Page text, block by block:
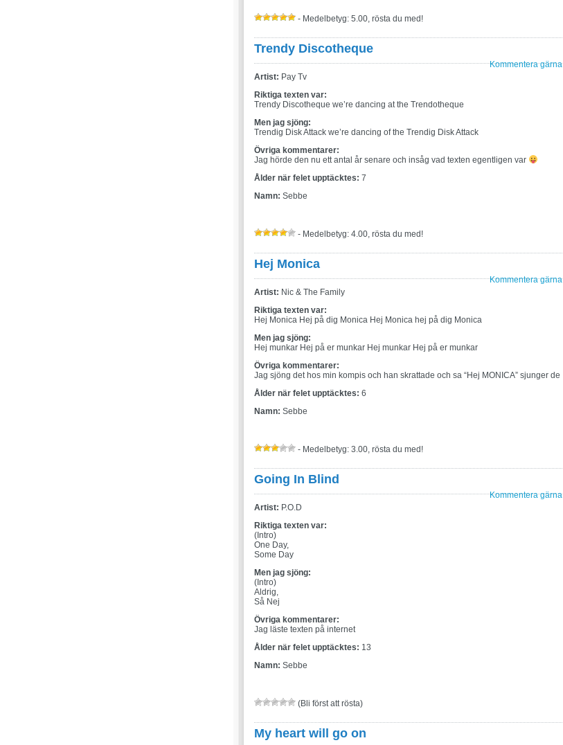
- Medelbetyg: 5.00, rösta du med!
Trendy Discotheque
Kommentera gärna
Artist: Pay Tv
Riktiga texten var:
Trendy Discotheque we’re dancing at the Trendotheque
Men jag sjöng:
Trendig Disk Attack we’re dancing of the Trendig Disk Attack
Övriga kommentarer:
Jag hörde den nu ett antal år senare och insåg vad texten egentligen var
Ålder när felet upptäcktes: 7
Namn: Sebbe
- Medelbetyg: 4.00, rösta du med!
Hej Monica
Kommentera gärna
Artist: Nic & The Family
Riktiga texten var:
Hej Monica Hej på dig Monica Hej Monica hej på dig Monica
Men jag sjöng:
Hej munkar Hej på er munkar Hej munkar Hej på er munkar
Övriga kommentarer:
Jag sjöng det hos min kompis och han skrattade och sa “Hej MONICA” sjunger de
Ålder när felet upptäcktes: 6
Namn: Sebbe
- Medelbetyg: 3.00, rösta du med!
Going In Blind
Kommentera gärna
Artist: P.O.D
Riktiga texten var:
(Intro)
One Day,
Some Day
Men jag sjöng:
(Intro)
Aldrig,
Så Nej
Övriga kommentarer:
Jag läste texten på internet
Ålder när felet upptäcktes: 13
Namn: Sebbe
(Bli först att rösta)
My heart will go on